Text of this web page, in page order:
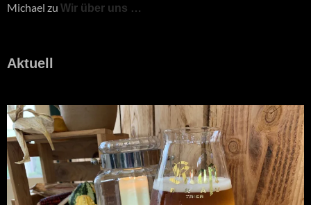
Michael zu Wir über uns …
Aktuell